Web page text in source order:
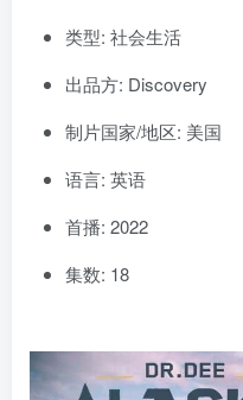
类型: 社会生活
出品方: Discovery
制片国家/地区: 美国
语言: 英语
首播: 2022
集数: 18